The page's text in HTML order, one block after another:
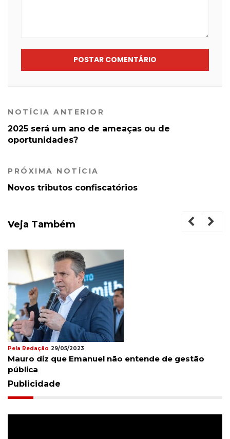
POSTAR COMENTÁRIO
NOTÍCIA ANTERIOR
2025 será um ano de ameaças ou de
oportunidades?
PRÓXIMA NOTÍCIA
Novos tributos confiscatórios
Veja Também
não entende de gestão
Entregadores fecham
Publicidade